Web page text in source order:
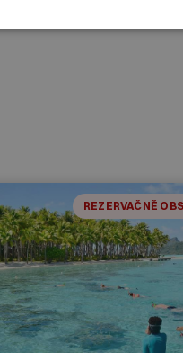
REZERVAČNĚ